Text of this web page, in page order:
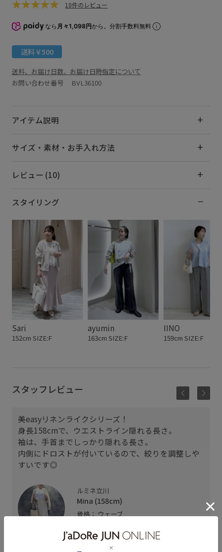
10件のレビュー
なら 月々1,098円から。分割手数料無料
送料￥500
送料、お届け日数、お届け日時指定について
お問い合わせ番号 BVL36100
アイテム説明
サイズ・素材・お手入れ方法
レビュー (10)
スタイリング
Sari
152cm SIZE:F
ayumin
163cm SIZE:F
IINO
159cm SIZE:F
スタッフレビュー
美easyリネンライクシリーズ！
身長158cmで、ウエストライン隠れる長さ。
袖は、手首までしっかり隠れる長さ。
内側にドロストが付いているので、絞りを調整しや
すいです◎
ルミネ立川
Mina (158cm)
骨格： ウェーブ
普段のトップスサイズ： M
着用サイズ : F